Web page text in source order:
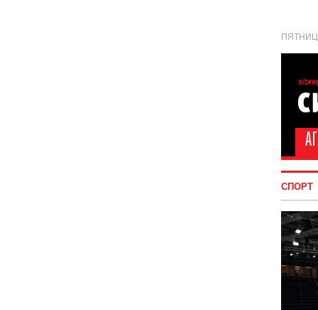
СПОРТ